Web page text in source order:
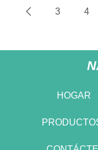
3 4
HOGAR